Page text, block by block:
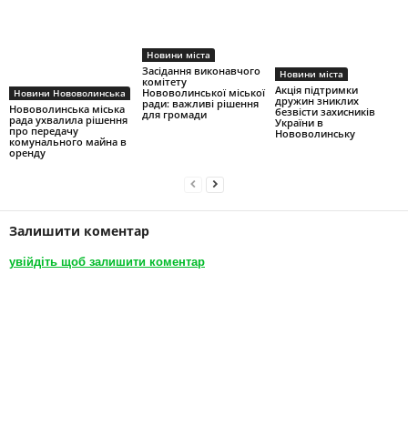
Новини Нововолинська
Нововолинська міська
рада ухвалила рішення
про передачу
комунального майна в
оренду
Новини міста
Засідання виконавчого
комітету
Нововолинської міської
ради: важливі рішення
для громади
Новини міста
Акція підтримки
дружин зниклих
безвісти захисників
України в
Нововолинську
Залишити коментар
увійдіть щоб залишити коментар